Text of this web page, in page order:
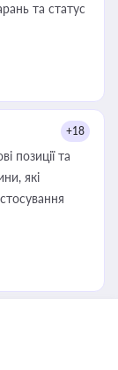
та статус
+18
позиції та
які